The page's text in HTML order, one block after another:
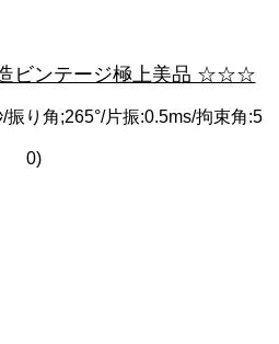
ンテージ極上美品 ☆☆☆
り角;265°/片振:0.5ms/拘束角:5
0)